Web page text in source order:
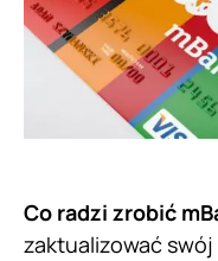
Co radzi zrobić
zaktualizować